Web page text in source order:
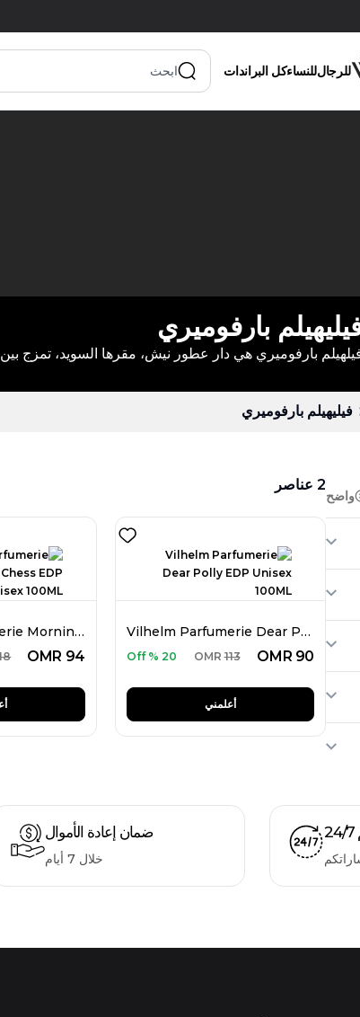
للرجالللنساءكل البراندات
بارفوميري
بارفوميري هي دار عطور نيش، مقرها السويد، تمزج
فيليهيلم بارفوميري
واضح
2 عناصر
Vilhelm Parfumerie Dear Polly EDP Unisex 100ML
OMR 90
OMR 113
20 % Off
أعلمني
Vilhelm Parfumerie Morning Chess EDP Unisex 100ML
OMR 94
ضمان إعادة الأموال
خلال 7 أيام
7